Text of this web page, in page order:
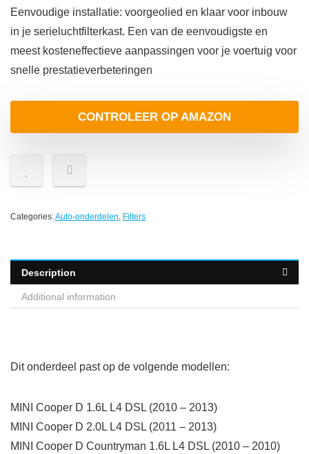
Eenvoudige installatie: voorgeolied en klaar voor inbouw
in je serieluchtfilterkast. Een van de eenvoudigste en
meest kosteneffectieve aanpassingen voor je voertuig voor
snelle prestatieverbeteringen
CONTROLEER OP AMAZON
Categories:Auto-onderdelen, Filters
Description
Additional information
Dit onderdeel past op de volgende modellen:
MINI Cooper D 1.6L L4 DSL (2010 – 2013)
MINI Cooper D 2.0L L4 DSL (2011 – 2013)
MINI Cooper D Countryman 1.6L L4 DSL (2010 – 2010)